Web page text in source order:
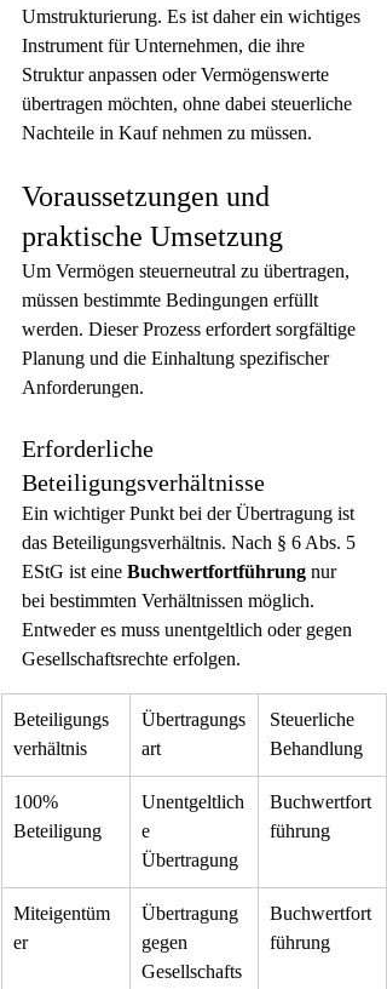
Umstrukturierung. Es ist daher ein wichtiges
Instrument für Unternehmen, die ihre
Struktur anpassen oder Vermögenswerte
übertragen möchten, ohne dabei steuerliche
Nachteile in Kauf nehmen zu müssen.
Voraussetzungen und
praktische Umsetzung
Um Vermögen steuerneutral zu übertragen,
müssen bestimmte Bedingungen erfüllt
werden. Dieser Prozess erfordert sorgfältige
Planung und die Einhaltung spezifischer
Anforderungen.
Erforderliche
Beteiligungsverhältnisse
Ein wichtiger Punkt bei der Übertragung ist
das Beteiligungsverhältnis. Nach § 6 Abs. 5
EStG ist eine Buchwertfortführung nur
bei bestimmten Verhältnissen möglich.
Entweder es muss unentgeltlich oder gegen
Gesellschaftsrechte erfolgen.
Beteiligungs
verhältnis
Übertragungs
art
Steuerliche
Behandlung
100%
Beteiligung
Unentgeltlich
e
Übertragung
Buchwertfort
führung
Miteigentüm
er
Übertragung
gegen
Gesellschafts
Buchwertfort
führung